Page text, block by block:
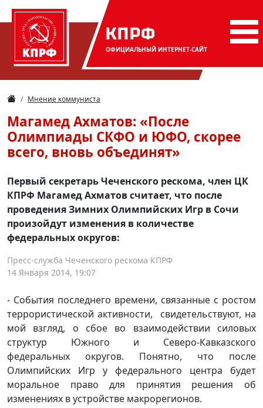
КПРФ
ОФИЦИАЛЬНЫЙ ИНТЕРНЕТ-САЙТ
Мнение коммуниста
Магамед Ахматов: «После
Олимпиады СКФО и ЮФО, скорее
всего, вновь объединят»
Первый секретарь Чеченского рескома, член ЦК
КПРФ Магамед Ахматов считает, что после
проведения Зимних Олимпийских Игр в Сочи
произойдут изменения в количестве
федеральных округов:
Пресс-служба Чеченского рескома КПРФ
14 Января 2014, 19:07
- События последнего времени, связанные с ростом
террористической активности, свидетельствуют, на
мой взгляд, о сбое во взаимодействии силовых
структур Южного и Северо-Кавказского
федеральных округов. Понятно, что после
Олимпийских Игр у федерального центра будет
моральное право для принятия решения об
изменениях в устройстве макрорегионов.